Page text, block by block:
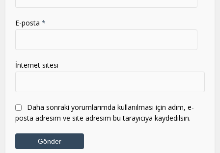
E-posta*
İnternet sitesi
Daha sonraki yorumlarımda kullanılması için adım, e-
posta adresim ve site adresim bu tarayıcıya kaydedilsin.